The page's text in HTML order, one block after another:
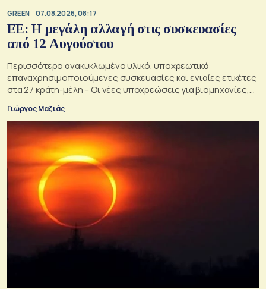
GREEN 07.08.2026, 08:17
ΕΕ: Η μεγάλη αλλαγή στις συσκευασίες
από 12 Αυγούστου
Περισσότερο ανακυκλωμένο υλικό, υποχρεωτικά
επαναχρησιμοποιούμενες συσκευασίες και ενιαίες ετικέτες
στα 27 κράτη-μέλη – Οι νέες υποχρεώσεις για βιομηχανίες,
Γιώργος Μαζιάς